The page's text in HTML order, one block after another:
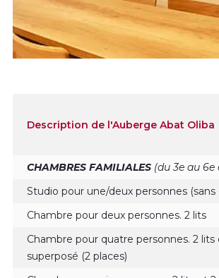
Description de l'Auberge Abat Oliba
CHAMBRES FAMILIALES (du 3e au 6e
Studio pour une/deux personnes (sans
Chambre pour deux personnes. 2 lits
Chambre pour quatre personnes. 2 lits
superposé (2 places)